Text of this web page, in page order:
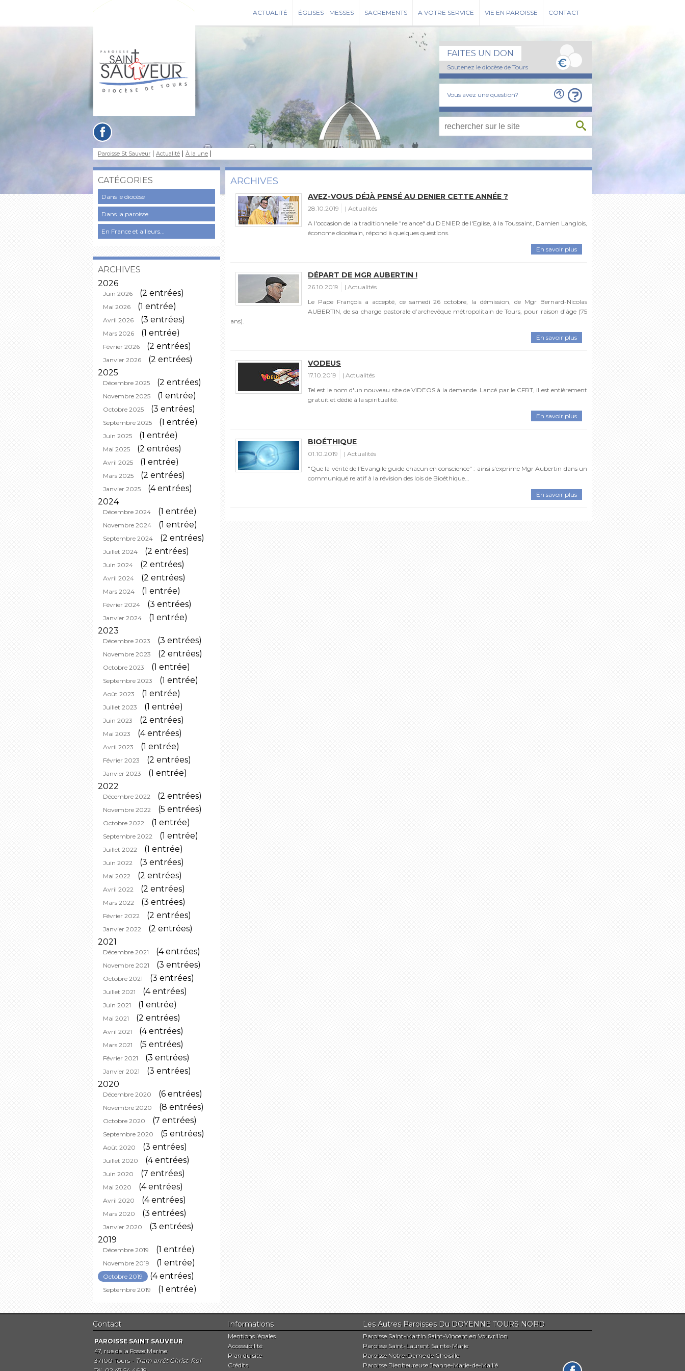
ACTUALITÉ ÉGLISES - MESSES SACREMENTS A VOTRE SERVICE VIE EN PAROISSE CONTACT
FAITES UN DON
Soutenez le diocèse de Tours
Vous avez une question?
Paroisse St Sauveur Actualité À la une
CATÉGORIES
Dans le diocèse
Dans la paroisse
En France et ailleurs...
ARCHIVES
2026
Juin 2026 (2 entrées)
Mai 2026 (1 entrée)
Avril 2026 (3 entrées)
Mars 2026 (1 entrée)
Février 2026 (2 entrées)
Janvier 2026
(2 entrées)
2025
Décembre 2025 (2 entrées)
Novembre 2025 (1 entrée)
Octobre 2025 (3 entrées)
Septembre 2025 (1 entrée)
Juin 2025 (1 entrée)
Mai 2025 (2 entrées)
Avril 2025 (1 entrée)
Mars 2025 (2 entrées)
Janvier 2025
(4 entrées)
2024
Décembre 2024 (1 entrée)
Novembre 2024 (1 entrée)
Septembre 2024 (2 entrées)
Juillet 2024 (2 entrées)
Juin 2024 (2 entrées)
Avril 2024 (2 entrées)
Mars 2024 (1 entrée)
Février 2024 (3 entrées)
Janvier 2024
(1 entrée)
2023
Décembre 2023 (3 entrées)
Novembre 2023 (2 entrées)
Octobre 2023 (1 entrée)
Septembre 2023 (1 entrée)
Août 2023 (1 entrée)
Juillet 2023 (1 entrée)
Juin 2023 (2 entrées)
Mai 2023 (4 entrées)
Avril 2023 (1 entrée)
Février 2023 (2 entrées)
Janvier 2023
(1 entrée)
2022
Décembre 2022 (2 entrées)
Novembre 2022 (5 entrées)
Octobre 2022 (1 entrée)
Septembre 2022 (1 entrée)
Juillet 2022 (1 entrée)
Juin 2022 (3 entrées)
Mai 2022 (2 entrées)
Avril 2022 (2 entrées)
Mars 2022 (3 entrées)
Février 2022 (2 entrées)
Janvier 2022
(2 entrées)
2021
Décembre 2021 (4 entrées)
Novembre 2021 (3 entrées)
Octobre 2021 (3 entrées)
Juillet 2021 (4 entrées)
Juin 2021 (1 entrée)
Mai 2021 (2 entrées)
Avril 2021 (4 entrées)
Mars 2021 (5 entrées)
Février 2021 (3 entrées)
Janvier 2021
(3 entrées)
2020
Décembre 2020 (6 entrées)
Novembre 2020 (8 entrées)
Octobre 2020 (7 entrées)
Septembre 2020 (5 entrées)
Août 2020 (3 entrées)
Juillet 2020 (4 entrées)
Juin 2020 (7 entrées)
Mai 2020 (4 entrées)
Avril 2020 (4 entrées)
Mars 2020 (3 entrées)
Janvier 2020
(3 entrées)
2019
Décembre 2019 (1 entrée)
Novembre 2019 (1 entrée)
Octobre 2019 (4 entrées)
Septembre 2019 (1 entrée)
ARCHIVES
AVEZ-VOUS DÉJÀ PENSÉ AU DENIER CETTE ANNÉE ?
28.10.2019
Actualités
A l'occasion de la traditionnelle "relance" du DENIER de l'Eglise, à la Toussaint, Damien Langlois,
économe diocésain, répond à quelques questions.
En savoir plus
DÉPART DE MGR AUBERTIN !
26.10.2019
Actualités
Le Pape François a accepté, ce samedi 26 octobre, la démission, de Mgr Bernard-Nicolas
AUBERTIN, de sa charge pastorale d’archevêque métropolitain de Tours, pour raison d’âge (75
ans).
En savoir plus
VODEUS
17.10.2019
Actualités
Tel est le nom d'un nouveau site de VIDEOS à la demande. Lancé par le CFRT, il est entièrement
gratuit et dédié à la spiritualité.
En savoir plus
BIOÉTHIQUE
01.10.2019
Actualités
"Que la vérité de l'Evangile guide chacun en conscience" : ainsi s'exprime Mgr Aubertin dans un
communiqué relatif à la révision des lois de Bioéthique...
En savoir plus
Contact
PAROISSE SAINT SAUVEUR
47, rue de la Fosse Marine
37100 Tours - Tram arrêt Christ-Roi
Informations
Mentions légales
Accessibilité
Plan du site
Crédits
Les Autres Paroisses Du DOYENNE TOURS NORD
Paroisse Saint-Martin Saint-Vincent en Vouvrillon
Paroisse Saint-Laurent Sainte-Marie
Paroisse Notre-Dame de Choisille
Paroisse Bienheureuse Jeanne-Marie-de-Maillé